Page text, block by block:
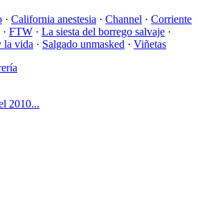
· California anestesia · Channel · Corriente
· FTW · La siesta del borrego salvaje ·
la vida · Salgado unmasked · Viñetas
2010...